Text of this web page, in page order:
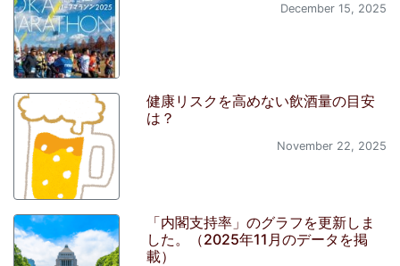
December 15, 2025
健康リスクを高めない飲酒量の目安
は？
November 22, 2025
「内閣支持率」のグラフを更新しま
した。（2025年11月のデータを掲
載）